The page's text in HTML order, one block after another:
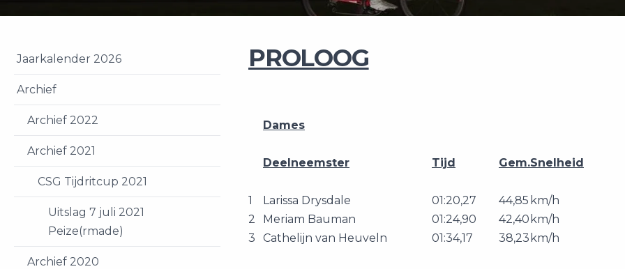
Jaarkalender 2026
Archief
Archief 2022
Archief 2021
CSG Tijdritcup 2021
Uitslag 7 juli 2021
Peize(rmade)
Archief 2020
PROLOOG
Dames
Deelneemster Tijd Gem.Snelheid
1 Larissa Drysdale 01:20,27 44,85 km/h
2
Meriam Bauman 01:24,90 42,40 km/h
3
Cathelijn van Heuveln 01:34,17 38,23 km/h